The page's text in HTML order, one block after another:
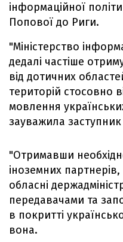
інформаційної
Попової до Риги.
"Міністерство
дедалі частіше
від дотичних
територій стосовно
мовлення
зауважила заступник
"Отримавши
іноземних
обласні
передавачами та
в покритті
вона.